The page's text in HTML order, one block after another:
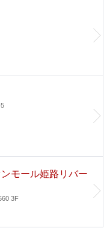
モール姫路リバー
3F